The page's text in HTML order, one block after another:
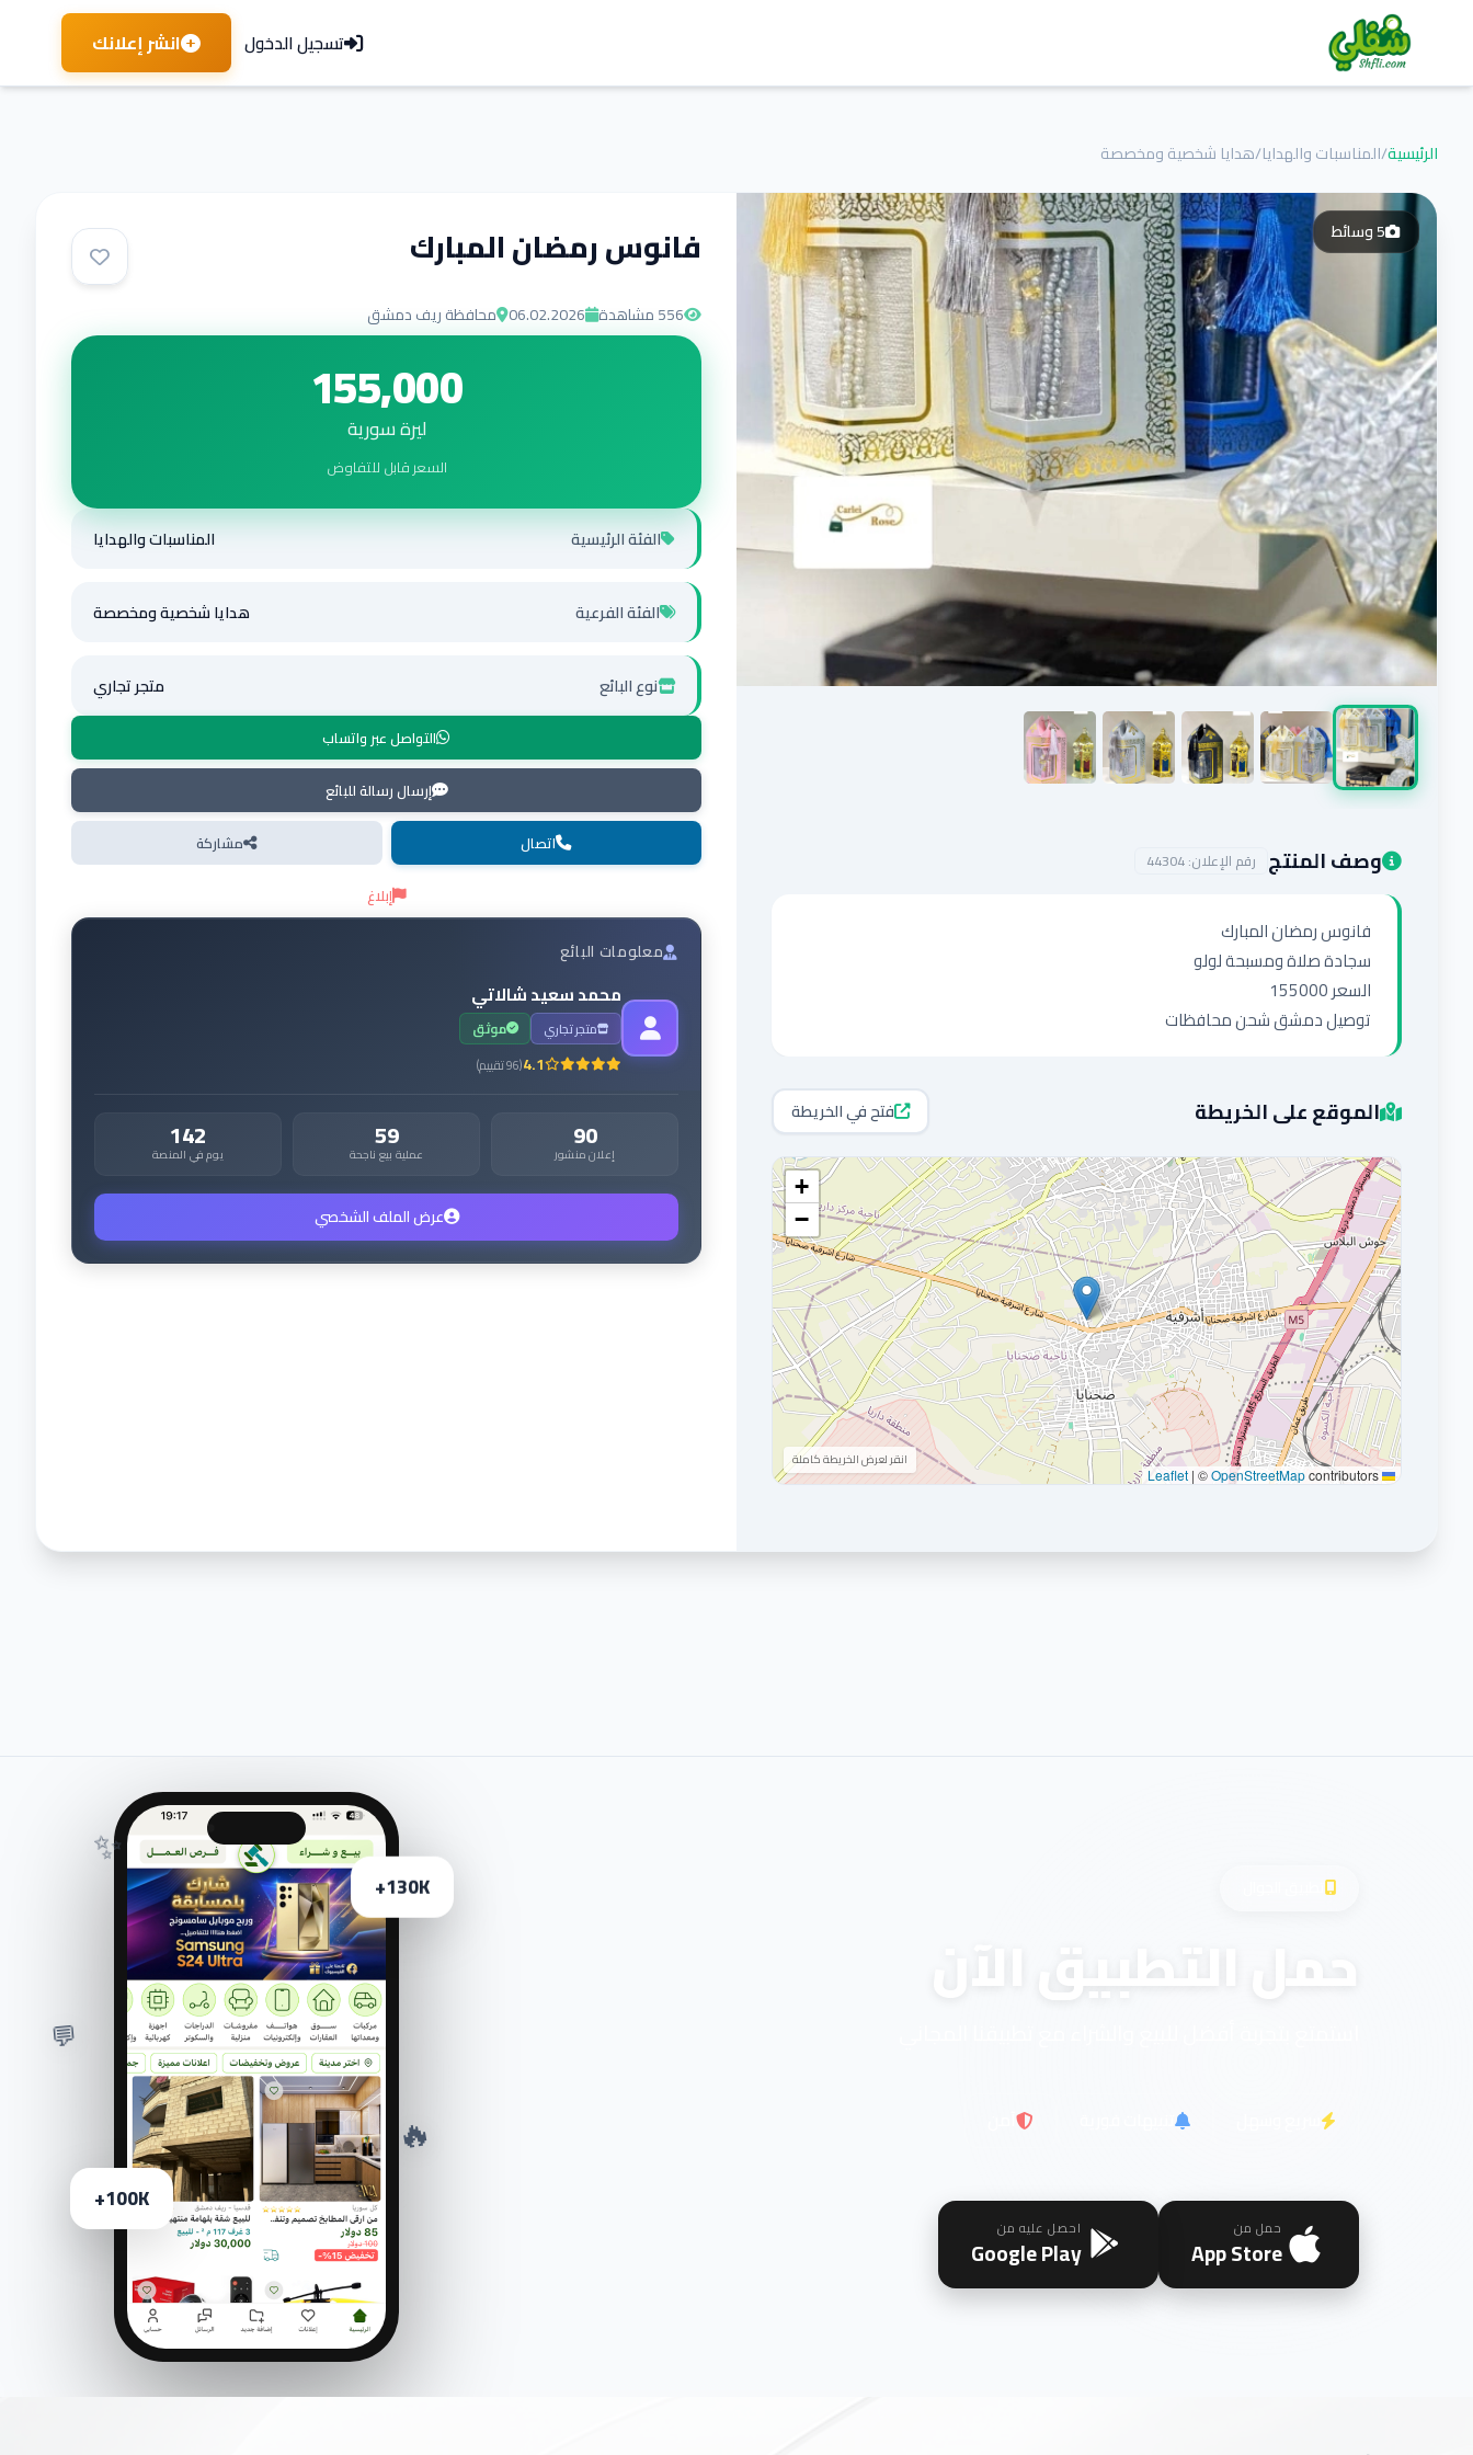
تسجيل الدخول انشر إعلانك
الرئيسية/المناسبات والهدايا/هدايا شخصية ومخصصة
5وسائط
وصف المنتج رقم الإعلان:44304
توصيل دمشق شحن محافظات
الموقع على الخريطة فتح في الخريطة
+
−
| ©OpenStreetMapcontributors
انقر لعرض الخريطة كاملة
فانوس رمضان المبارك
556مشاهدة 06.02.2026 محافظة ريف دمشق
155,000
ليرة سورية
السعر قابل للتفاوض
الفئة الرئيسية المناسبات والهدايا
الفئة الفرعية هدايا شخصية ومخصصة
نوع البائع متجر تجاري
التواصل عبر واتساب
إرسال رسالة للبائع
اتصال
مشاركة
إبلاغ
معلومات البائع
محمد سعيد شالاتي
متجر تجاري موثق
4.1
(
96تقييم)
90
إعلان منشور 59
عملية بيع ناجحة 142
يوم في المنصة
عرض الملف الشخصي
حمل التطبيق الآن
حمل من
App Store
احصل عليه من
Google Play
130K+
100K+
✨
🔥
💬